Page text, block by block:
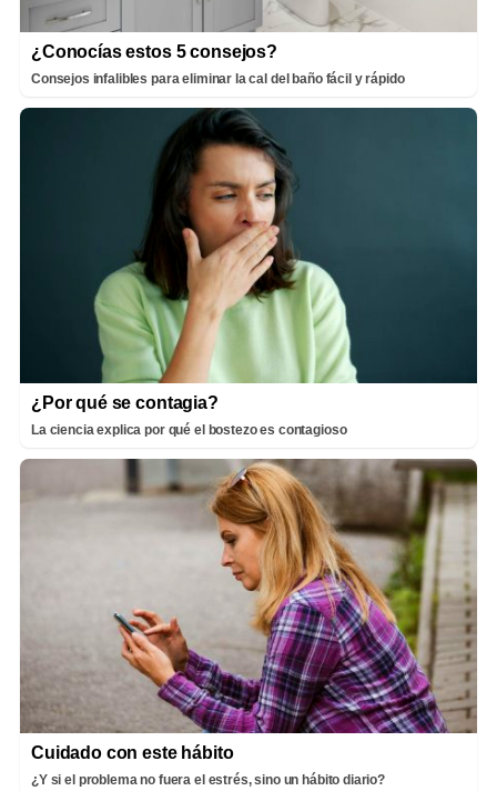
¿Conocías estos 5 consejos?
Consejos infalibles para eliminar la cal del baño fácil y rápido
¿Por qué se contagia?
La ciencia explica por qué el bostezo es contagioso
Cuidado con este hábito
¿Y si el problema no fuera el estrés, sino un hábito diario?